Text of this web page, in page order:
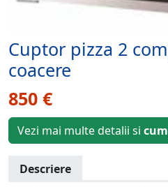
Cuptor pizza 2
coacere
850 €
Vezi mai multe detalii si
Descriere